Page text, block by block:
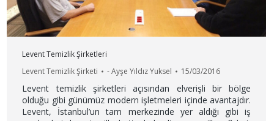
Levent Temizlik Şirketleri
Levent Temizlik Şirketi
-Ayşe Yıldız Yuksel 15/03/2016
Levent temizlik şirketleri açısından elverişli bir bölge
olduğu gibi günümüz modern işletmeleri içinde avantajdır.
Levent, İstanbul’un tam merkezinde yer aldığı gibi iş